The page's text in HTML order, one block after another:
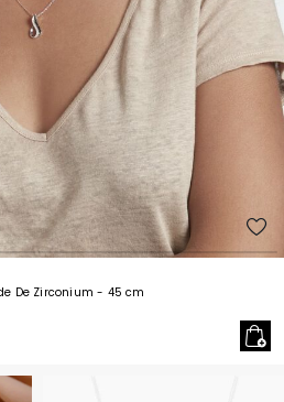
De Zirconium- 45 cm